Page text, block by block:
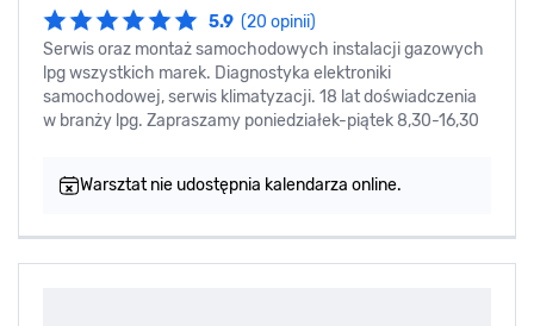
5.9 (20 opinii)
Serwis oraz montaż samochodowych instalacji gazowych
lpg wszystkich marek. Diagnostyka elektroniki
samochodowej, serwis klimatyzacji. 18 lat doświadczenia
w branży lpg. Zapraszamy poniedziałek-piątek 8,30-16,30
Warsztat nie udostępnia kalendarza online.